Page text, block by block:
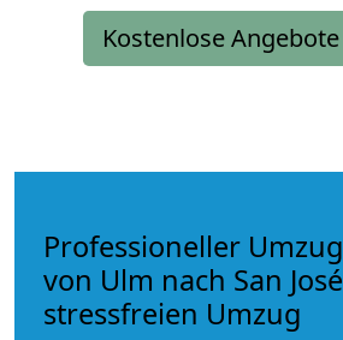
Kostenlose
Professioneller
von Ulm nach San
stressfreien Umzug